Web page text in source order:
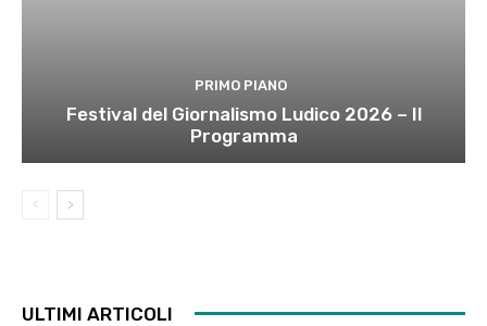
PRIMO PIANO
Festival del Giornalismo Ludico 2026 – Il
Programma
ULTIMI ARTICOLI